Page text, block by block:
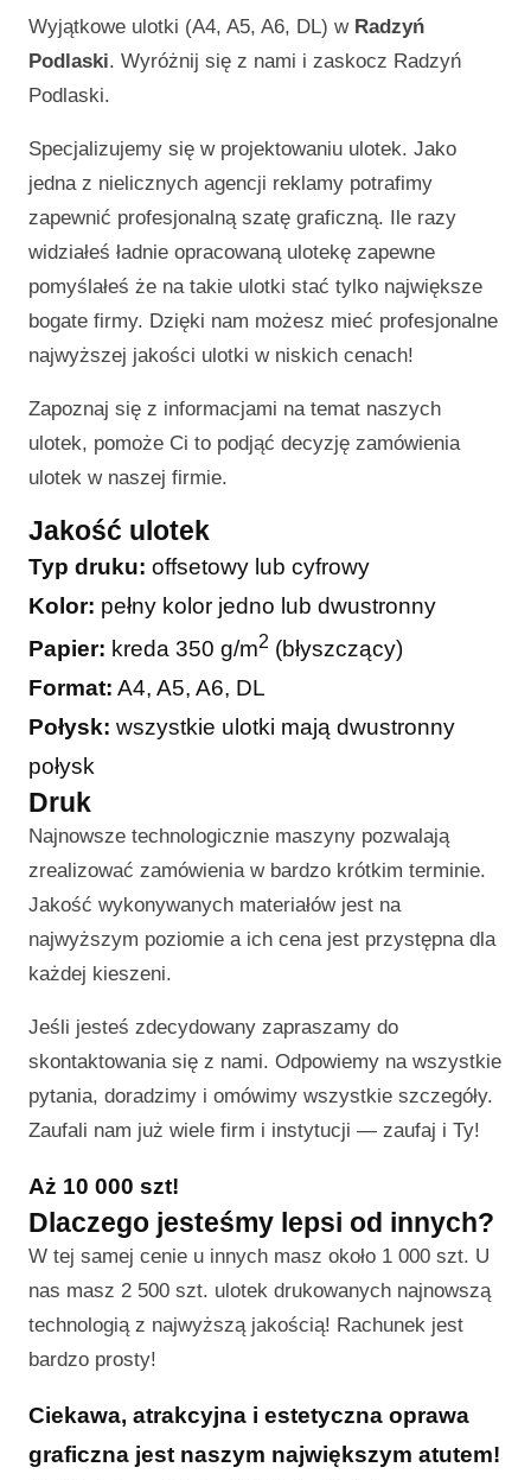
Wyjątkowe ulotki (A4, A5, A6, DL) w Radzyń
Podlaski. Wyróżnij się z nami i zaskocz Radzyń
Podlaski.
Specjalizujemy się w projektowaniu ulotek. Jako
jedna z nielicznych agencji reklamy potrafimy
zapewnić profesjonalną szatę graficzną. Ile razy
widziałeś ładnie opracowaną ulotekę zapewne
pomyślałeś że na takie ulotki stać tylko największe
bogate firmy. Dzięki nam możesz mieć profesjonalne
najwyższej jakości ulotki w niskich cenach!
Zapoznaj się z informacjami na temat naszych
ulotek, pomoże Ci to podjąć decyzję zamówienia
ulotek w naszej firmie.
Jakość ulotek
Typ druku: offsetowy lub cyfrowy
Kolor: pełny kolor jedno lub dwustronny
Papier: kreda 350 g/m2 (błyszczący)
Format: A4, A5, A6, DL
Połysk: wszystkie ulotki mają dwustronny
połysk
Druk
Najnowsze technologicznie maszyny pozwalają
zrealizować zamówienia w bardzo krótkim terminie.
Jakość wykonywanych materiałów jest na
najwyższym poziomie a ich cena jest przystępna dla
każdej kieszeni.
Jeśli jesteś zdecydowany zapraszamy do
skontaktowania się z nami. Odpowiemy na wszystkie
pytania, doradzimy i omówimy wszystkie szczegóły.
Zaufali nam już wiele firm i instytucji — zaufaj i Ty!
Aż 10 000 szt!
Dlaczego jesteśmy lepsi od innych?
W tej samej cenie u innych masz około 1 000 szt. U
nas masz 2 500 szt. ulotek drukowanych najnowszą
technologią z najwyższą jakością! Rachunek jest
bardzo prosty!
Ciekawa, atrakcyjna i estetyczna oprawa
graficzna jest naszym największym atutem!